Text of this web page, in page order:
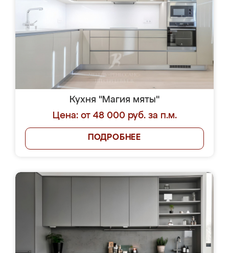
Кухня "Магия мяты"
Цена: от 48 000 руб. за п.м.
ПОДРОБНЕЕ